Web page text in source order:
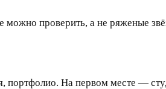
проверить, а не ряженые
портфолио. На первом месте —